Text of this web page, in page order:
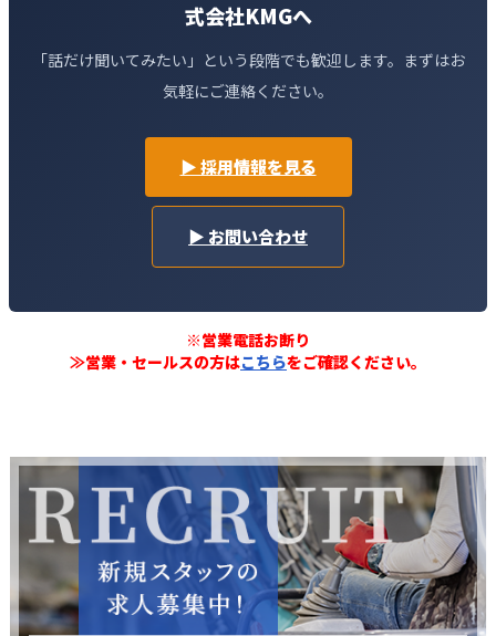
式会社KMGへ
「話だけ聞いてみたい」という段階でも歓迎します。まずはお
気軽にご連絡ください。
▶ 採用情報を見る
▶ お問い合わせ
※営業電話お断り
≫営業・セールスの方はこちらをご確認ください。